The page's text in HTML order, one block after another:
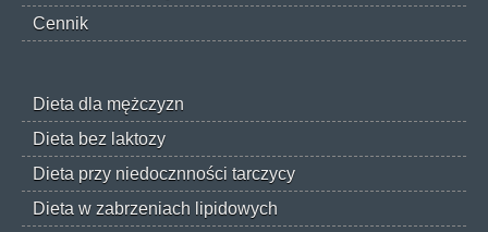
Cennik
Dieta dla mężczyzn
Dieta bez laktozy
Dieta przy niedocznności tarczycy
Dieta w zabrzeniach lipidowych